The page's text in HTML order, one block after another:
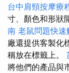
台中肩頸按摩療
寸、顏色和形狀
南 老鼠問題快速
廠還提供客製化
稱放在標籤上。
將他們的產品與